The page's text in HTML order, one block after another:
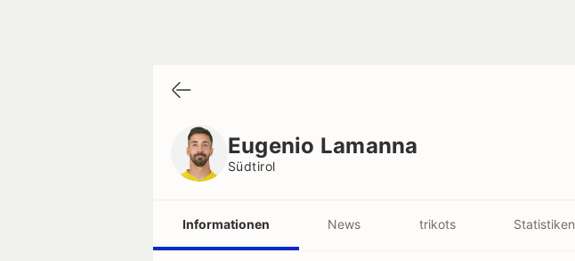
Eugenio Lamanna
Südtirol
Informationen News trikots Statistiken